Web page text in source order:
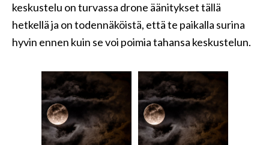
keskustelu on turvassa drone äänitykset tällä
hetkellä ja on todennäköistä, että te paikalla surina
hyvin ennen kuin se voi poimia tahansa keskustelun.